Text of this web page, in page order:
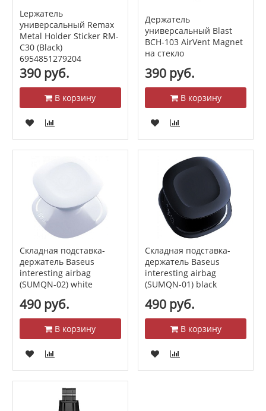
Lержатель
универсальный Remax
Metal Holder Sticker RM-
C30 (Black)
6954851279204
магнитный
390 руб.
В корзину
Держатель
универсальный Blast
BCH-103 AirVent Magnet
на стекло
390 руб.
В корзину
Складная подставка-
держатель Baseus
interesting airbag
(SUMQN-02) white
490 руб.
В корзину
Складная подставка-
держатель Baseus
interesting airbag
(SUMQN-01) black
490 руб.
В корзину